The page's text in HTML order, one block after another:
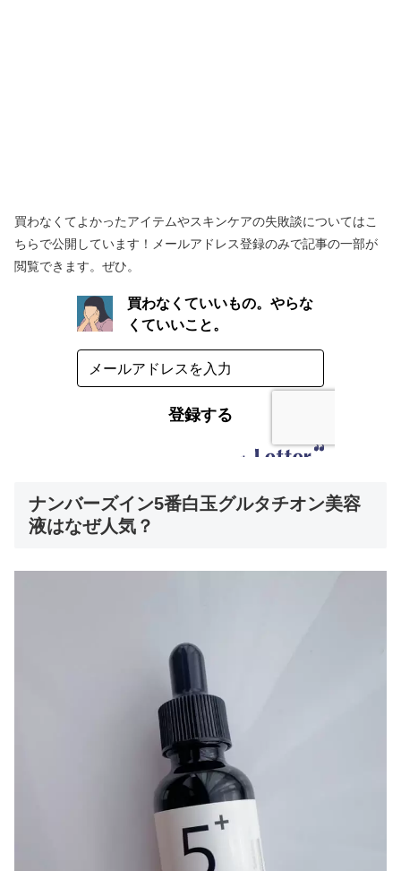
買わなくてよかったアイテムやスキンケアの失敗談についてはこ
ちらで公開しています！メールアドレス登録のみで記事の一部が
閲覧できます。ぜひ。
ナンバーズイン5番白玉グルタチオン美容
液はなぜ人気？